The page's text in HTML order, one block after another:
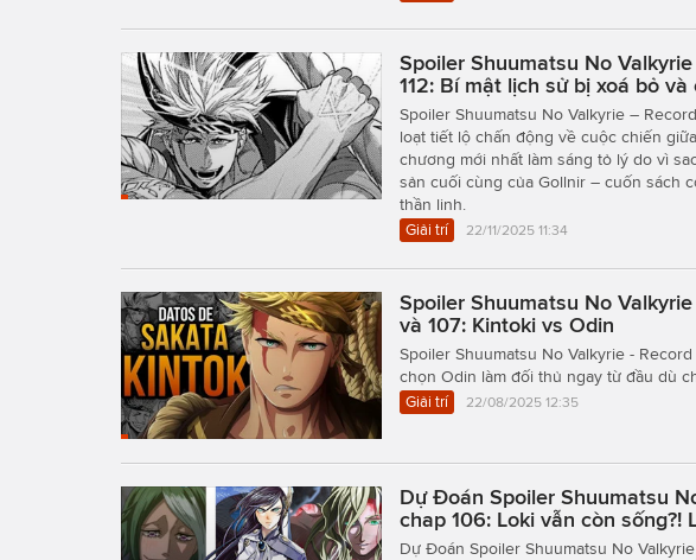
Spoiler Shuumatsu No
112: Bí mật lịch sử bị xoá bỏ
Spoiler Shuumatsu No Valkyrie –
loạt tiết lộ chấn động về cuộc chiến
chương mới nhất làm sáng tỏ lý do vì
sản cuối cùng của Gollnir – cuốn sách
thần linh.
Giải trí
22/11/2025 11:34
Spoiler Shuumatsu No
và 107: Kintoki vs Odin
Spoiler Shuumatsu No Valkyrie -
chọn Odin làm đối thủ ngay từ đầu dù
Giải trí
22/08/2025 12:35
Dự Đoán Spoiler Shuumatsu
chap 106: Loki vẫn còn sống?!
Dự Đoán Spoiler Shuumatsu No